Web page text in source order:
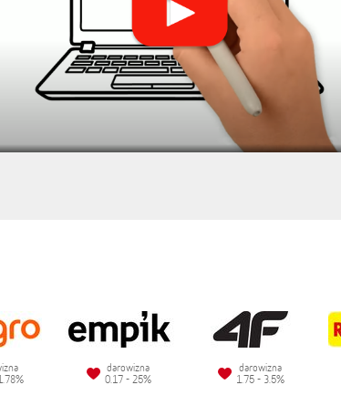
darowizna
0.17 - 25%
darowizna
1.75 - 3.5%